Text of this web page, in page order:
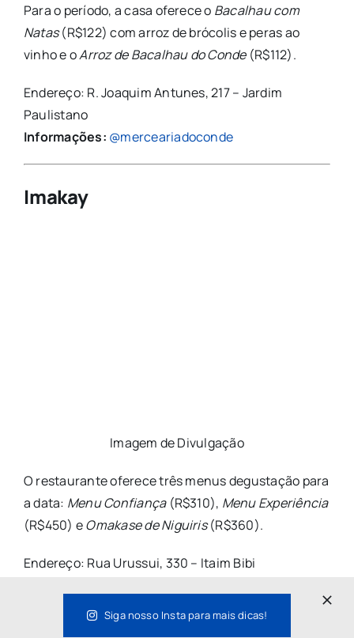
Para o período, a casa oferece o Bacalhau com
Natas(R$122) com arroz de brócolis e peras ao
vinho e oArroz de Bacalhau do Conde(R$112).
Endereço: R. Joaquim Antunes, 217 – Jardim
Paulistano
Informações: @merceariadoconde
Imakay
Imagem de Divulgação
O restaurante oferece três menus degustação para
a data: Menu Confiança(R$310), Menu Experiência
(R$450) eOmakase de Niguiris(R$360).
Endereço: Rua Urussui, 330 – Itaim Bibi
Siga nosso Insta para mais dicas!